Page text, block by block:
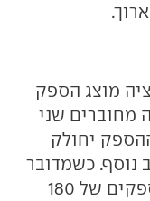
מוצג הספק
מחוברים שני
יחולק
נוסף. כשמדובר
בעמדות אולטרה-מהירות, עם הספקים של 180